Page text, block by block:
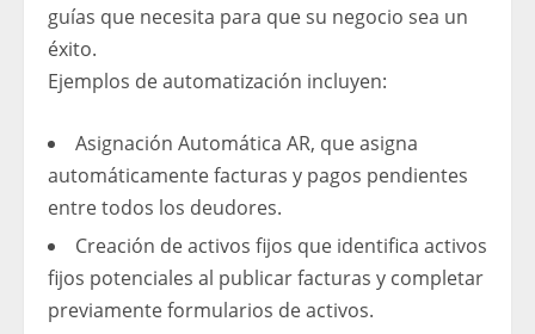
guías que necesita para que su negocio sea un
éxito.
Ejemplos de automatización incluyen:
Asignación Automática AR, que asigna
automáticamente facturas y pagos pendientes
entre todos los deudores.
Creación de activos fijos que identifica activos
fijos potenciales al publicar facturas y completar
previamente formularios de activos.